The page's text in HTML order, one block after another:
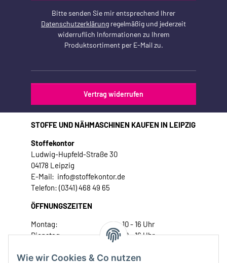
Wie wir Cookies & Co nutzen
Bitte senden Sie mir entsprechend Ihrer
Datenschutzerklärung regelmäßig und jederzeit
widerruflich Informationen zu Ihrem
Produktsortiment per E-Mail zu.
Vertrag widerrufen
STOFFE UND NÄHMASCHINEN KAUFEN IN LEIPZIG
Stoffekontor
Ludwig-Hupfeld-Straße 30
04178 Leipzig
E-Mail: info@stoffekontor.de
Telefon: (0341) 468 49 65
ÖFFNUNGSZEITEN
Montag:
10 - 16 Uhr
Dienstag:
10 - 16 Uhr
Donnerstag:
10 - 18 Uhr